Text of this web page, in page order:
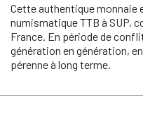
Cette authentique monnaie
numismatique TTB à SUP,
France. En période de
génération en génération,
pérenne à long terme.